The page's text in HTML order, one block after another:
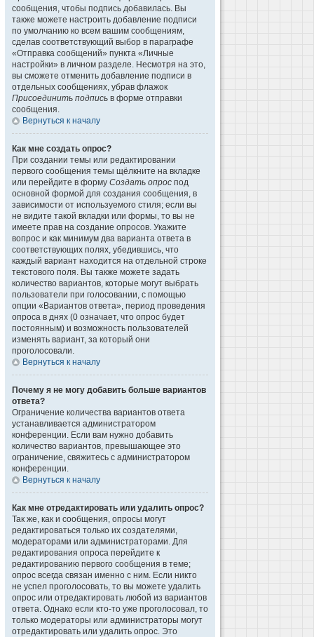
сообщения, чтобы подпись добавилась. Вы
также можете настроить добавление подписи
по умолчанию ко всем вашим сообщениям,
сделав соответствующий выбор в параграфе
«Отправка сообщений» пункта «Личные
настройки» в личном разделе. Несмотря на это,
вы сможете отменить добавление подписи в
отдельных сообщениях, убрав флажок
Присоединить подпись в форме отправки
сообщения.
Вернуться к началу
Как мне создать опрос?
При создании темы или редактировании
первого сообщения темы щёлкните на вкладке
или перейдите в форму Создать опрос под
основной формой для создания сообщения, в
зависимости от используемого стиля; если вы
не видите такой вкладки или формы, то вы не
имеете прав на создание опросов. Укажите
вопрос и как минимум два варианта ответа в
соответствующих полях, убедившись, что
каждый вариант находится на отдельной строке
текстового поля. Вы также можете задать
количество вариантов, которые могут выбрать
пользователи при голосовании, с помощью
опции «Вариантов ответа», период проведения
опроса в днях (0 означает, что опрос будет
постоянным) и возможность пользователей
изменять вариант, за который они
проголосовали.
Вернуться к началу
Почему я не могу добавить больше вариантов
ответа?
Ограничение количества вариантов ответа
устанавливается администратором
конференции. Если вам нужно добавить
количество вариантов, превышающее это
ограничение, свяжитесь с администратором
конференции.
Вернуться к началу
Как мне отредактировать или удалить опрос?
Так же, как и сообщения, опросы могут
редактироваться только их создателями,
модераторами или администраторами. Для
редактирования опроса перейдите к
редактированию первого сообщения в теме;
опрос всегда связан именно с ним. Если никто
не успел проголосовать, то вы можете удалить
опрос или отредактировать любой из вариантов
ответа. Однако если кто-то уже проголосовал, то
только модераторы или администраторы могут
отредактировать или удалить опрос. Это